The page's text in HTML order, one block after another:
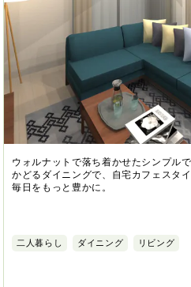
ウォルナットで落ち着かせたシンプル
かどるダイニングで、自宅カフェスタ
毎日をもっと豊かに。
二人暮らし ダイニング リビング